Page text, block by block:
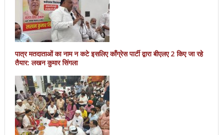
पात्र मतदाताओं का नाम न कटे इसलिए काँग्रेस पार्टी द्वारा बीएलए 2 किए जा रहे
तैयार: लखन कुमार सिंगला